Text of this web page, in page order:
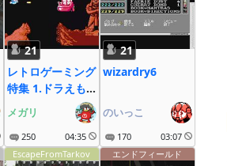
21
レトロゲーミング
特集 1.ドラえも
ん
メガリ
250 04:35
21
wizardry6
のいっこ
170
03:07
EscapeFromTarkov エンドフィールド